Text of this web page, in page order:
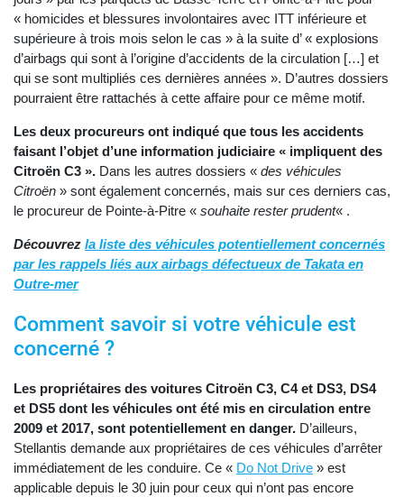
« homicides et blessures involontaires avec ITT inférieure et
supérieure à trois mois selon le cas » à la suite d’ « explosions
d’airbags qui sont à l’origine d’accidents de la circulation […] et
qui se sont multipliés ces dernières années ». D’autres dossiers
pourraient être rattachés à cette affaire pour ce même motif.
Les deux procureurs ont indiqué que tous les accidents
faisant l’objet d’une information judiciaire « impliquent des
Citroën C3 ». Dans les autres dossiers « des véhicules
Citroën » sont également concernés, mais sur ces derniers cas,
le procureur de Pointe-à-Pitre « souhaite rester prudent« .
Découvrez la liste des véhicules potentiellement concernés
par les rappels liés aux airbags défectueux de Takata en
Outre-mer
Comment savoir si votre véhicule est
concerné ?
Les propriétaires des voitures Citroën C3, C4 et DS3, DS4
et DS5 dont les véhicules ont été mis en circulation entre
2009 et 2017, sont potentiellement en danger. D’ailleurs,
Stellantis demande aux propriétaires de ces véhicules d’arrêter
immédiatement de les conduire. Ce « Do Not Drive » est
applicable depuis le 30 juin pour ceux qui n’ont pas encore